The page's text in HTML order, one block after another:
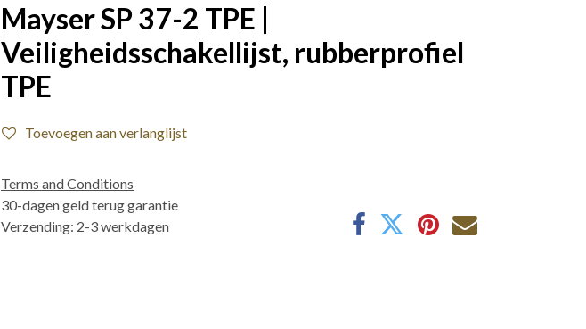
Mayser SP 37-2 TPE |
Veiligheidsschakellijst, rubberprofiel
TPE
Toevoegen aan verlanglijst
Terms and Conditions
30-dagen geld terug garantie
Verzending: 2-3 werkdagen